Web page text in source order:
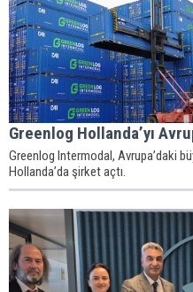
Greenlog Hollanda’yı
Greenlog Intermodal, Avrupa’daki
Hollanda’da şirket açtı.